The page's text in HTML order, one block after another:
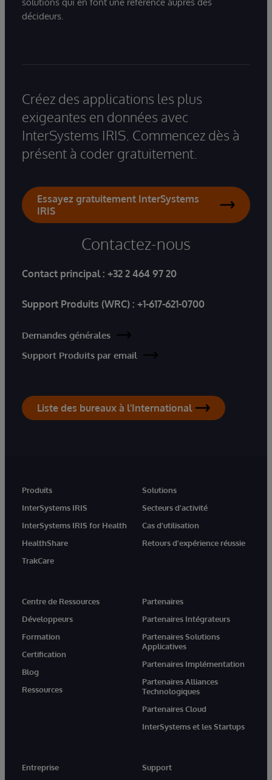
décideurs.
Créez des applications les plus
exigeantes en données avec
InterSystems IRIS. Commencez dès à
présent à coder gratuitement.
Essayez gratuitement InterSystems
IRIS
Contactez-nous
Contact principal : +32 2 464 97 20
Support Produits (WRC) : +1-617-621-0700
Demandes générales
Support Produits par email
Liste des bureaux à l'International
Produits
InterSystems IRIS
InterSystems IRIS for Health
HealthShare
TrakCare
Solutions
Secteurs d'activité
Cas d'utilisation
Retours d'expérience réussie
Centre de Ressources
Développeurs
Formation
Certification
Blog
Ressources
Partenaires
Partenaires Intégrateurs
Partenaires Solutions
Applicatives
Partenaires Implémentation
Partenaires Alliances
Technologiques
Partenaires Cloud
InterSystems et les Startups
Entreprise
Support